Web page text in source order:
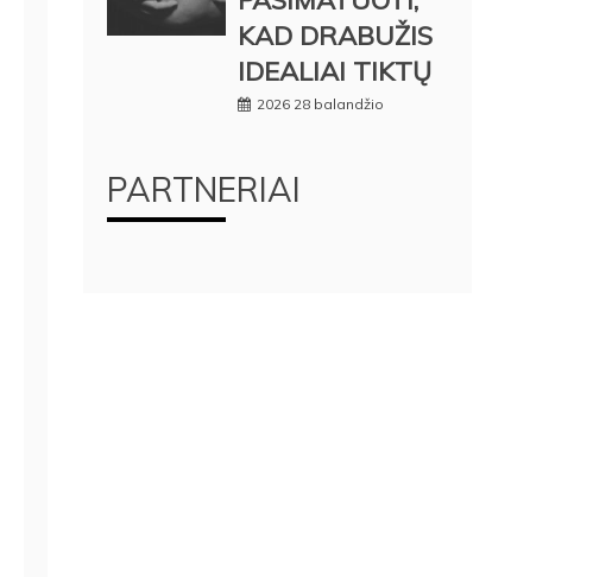
KAD DRABUŽIS
IDEALIAI TIKTŲ
2026 28 balandžio
PARTNERIAI